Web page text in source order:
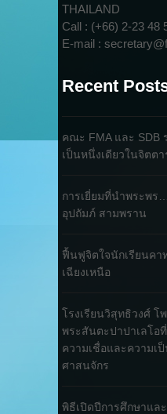
THAILAND
Call : (+66) 2-23 48
E-mail :
Recent
คณะ FMA และ SDB
เป็นหนึ่งเดียวในจิตต
การเยี่ยมที่นำพระพ
อุปถัมภ์ สามพราน
ฟื้นฟูจิตใจนักเรียนค
เฉียงเหนือ
โรงเรียนวิสุทธิวงศ์ โ
พระสันตะปาปาเลโอ
ความเชื่อและความเ
ศาสนจักร
พิธีเปิดปีการศึกษาแล